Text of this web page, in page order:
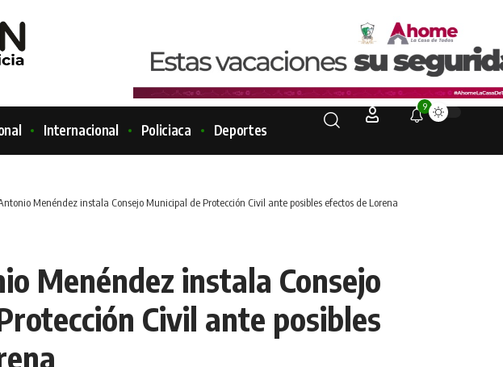
Internacional Policiaca Deportes
9
Menéndez instala Consejo Municipal de Protección Civil ante posibles efectos de Lorena
Menéndez instala Consejo
Civil ante posibles